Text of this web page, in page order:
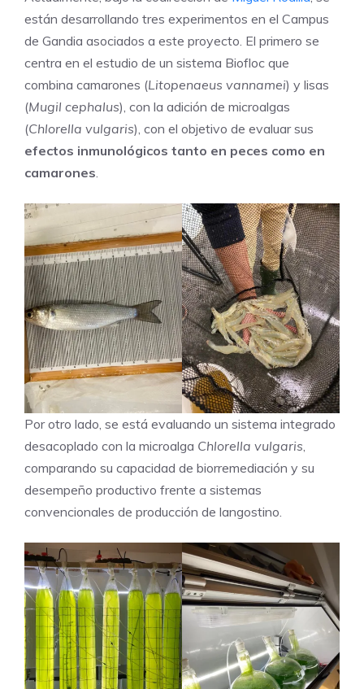
están desarrollando tres experimentos en el Campus
de Gandia asociados a este proyecto. El primero se
centra en el estudio de un sistema Biofloc que
combina camarones (Litopenaeus vannamei) y lisas
(Mugil cephalus), con la adición de microalgas
(Chlorella vulgaris), con el objetivo de evaluar sus
efectos inmunológicos tanto en peces como en
camarones
Por otro lado, se está evaluando un sistema integrado
desacoplado con la microalga Chlorella vulgaris,
comparando su capacidad de biorremediación y su
desempeño productivo frente a sistemas
convencionales de producción de langostino.